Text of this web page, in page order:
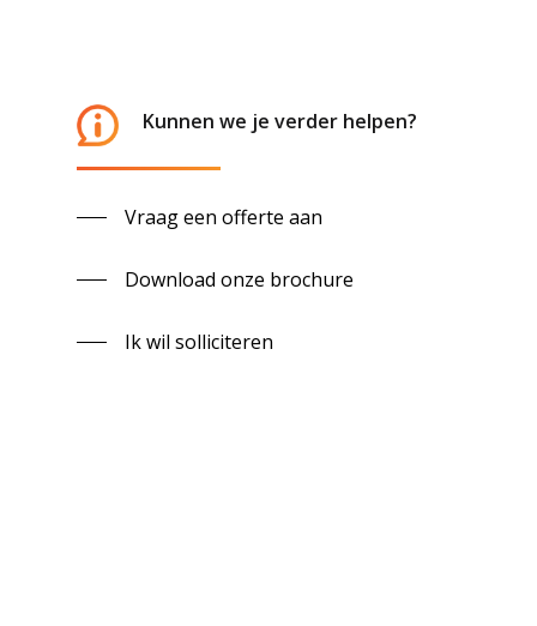
Kunnen we je verder helpen?
Vraag een offerte aan
Download onze brochure
Ik wil solliciteren